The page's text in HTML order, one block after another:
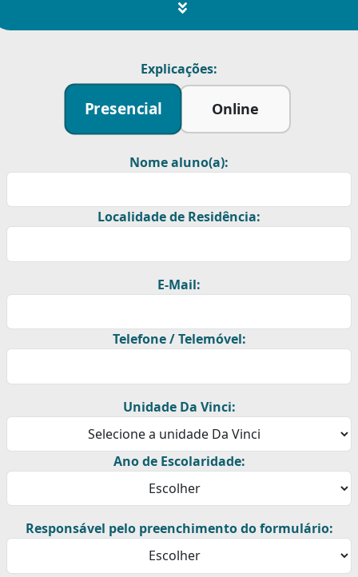
Explicações:
Presencial Online
Nome aluno(a):
Localidade de Residência:
E-Mail:
Telefone / Telemóvel:
Unidade Da Vinci:
Ano de Escolaridade:
Responsável pelo preenchimento do formulário: